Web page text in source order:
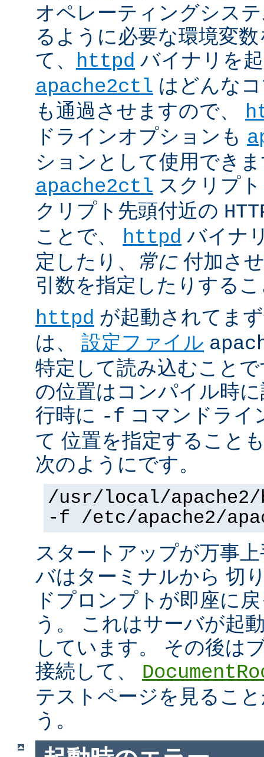
オペレーティングシス
るように必要な環境変
て、 httpd バイナリを
apache2ctl はどんな
も通過させますので、
ドラインオプションも
ションとして使用でき
apache2ctl スクリプ
クリプト先頭付近の
ことで、 httpd バイナ
定したり、
常に 付加さ
引数を指定したりする
httpd が起動されてま
は、 設定ファイル
特定して読み込むこと
の位置はコンパイル時
行時に -f コマンドライ
て 位置を指定すること
次のようにです。
/usr/local/
-f /etc/apache2/
スタートアップが万事
バはターミナルから 切
ドプロンプトが即座に
う。 これはサーバが起
しています。 その後は
接続して、
テストページを見るこ
う。